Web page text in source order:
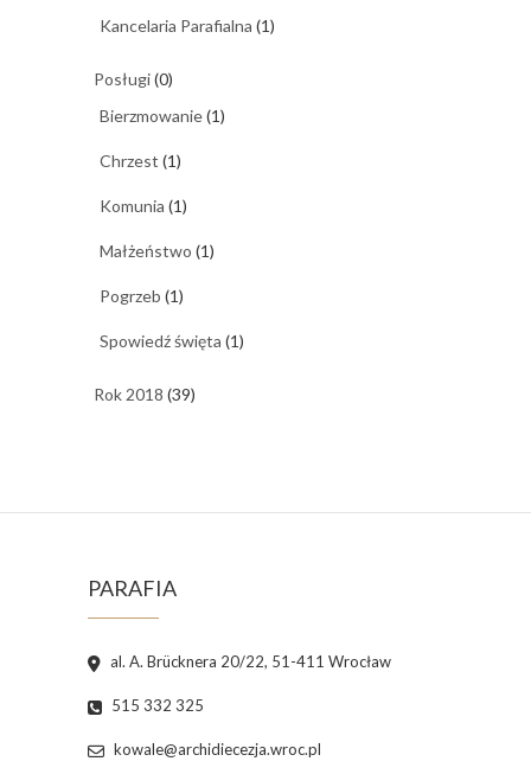
Kancelaria Parafialna (1)
Posługi(0)
Bierzmowanie(1)
Chrzest (1)
Komunia (1)
Małżeństwo (1)
Pogrzeb (1)
Spowiedź święta (1)
Rok 2018 (39)
PARAFIA
al. A. Brücknera 20/22, 51-411 Wrocław
515 332 325
kowale@archidiecezja.wroc.pl